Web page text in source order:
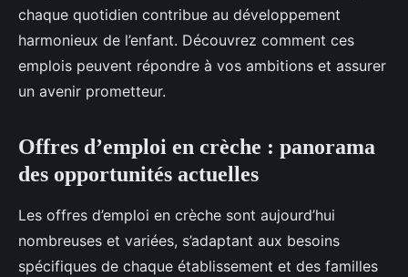
chaque quotidien contribue au développement
harmonieux de l’enfant. Découvrez comment ces
emplois peuvent répondre à vos ambitions et assurer
un avenir prometteur.
Offres d’emploi en crèche : panorama
des opportunités actuelles
Les offres d’emploi en crèche sont aujourd’hui
nombreuses et variées, s’adaptant aux besoins
spécifiques de chaque établissement et des familles